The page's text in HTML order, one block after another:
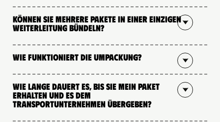
Können Sie mehrere Pakete in einer einzigen
Weiterleitung bündeln?
Wie funktioniert die Umpackung?
Wie lange dauert es, bis Sie mein Paket
erhalten und es dem
Transportunternehmen übergeben?